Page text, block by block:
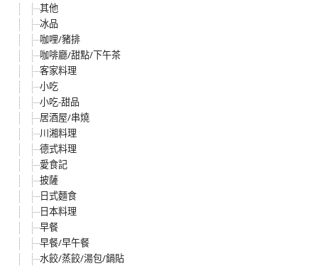
其他
冰品
咖哩/豬排
咖啡廳/甜點/下午茶
客家料理
小吃
小吃-甜品
居酒屋/串燒
川湘料理
德式料理
愛食記
披薩
日式麵食
日本料理
早餐
早餐/早午餐
水餃/蒸餃/湯包/鍋貼